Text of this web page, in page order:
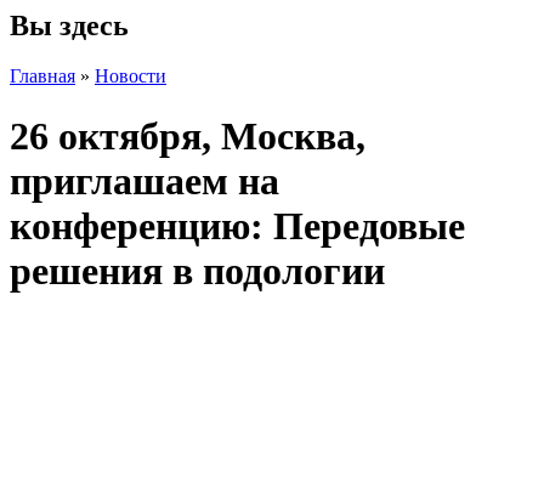
Вы здесь
Главная » Новости
26 октября, Москва,
приглашаем на
конференцию: Передовые
решения в подологии